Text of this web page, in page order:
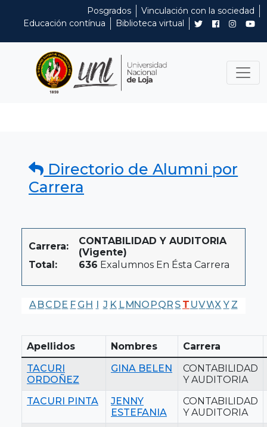
Posgrados
Vinculación con la sociedad
Educación contínua
Biblioteca virtual
Directorio de Alumni por
Carrera
Carrera:
CONTABILIDAD Y AUDITORIA
(Vigente)
Total:
636 Exalumnos En Ésta Carrera
A BC DE F G H I J K LMNO PQR S T UVWX Y Z
Apellidos Nombres
Carrera
TACURI
ORDOÑEZ
GINA BELEN
CONTABILIDAD
Y AUDITORIA
TACURI PINTA
JENNY
ESTEFANIA
CONTABILIDAD
Y AUDITORIA